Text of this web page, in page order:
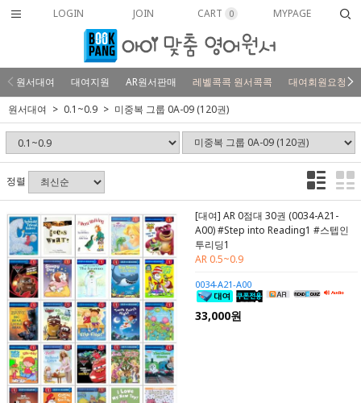
LOGIN JOIN CART 0 MYPAGE
원서대여 대여지원 AR원서판매 레벨콕콕 원서콕콕
대여회원요청
원서대여
0.1~0.9 미중복 그룹 0A-09 (120권)
정렬
[대여] AR 0점대 30권 (0034-A21-
A00) #Step into Reading1 #스텝인
투리딩1
AR 0.5~0.9
0034-A21-A00
33,000원